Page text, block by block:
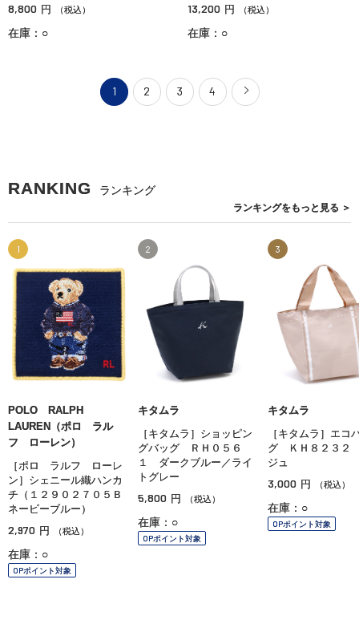
8,800 円 （税込）
在庫：○
13,200 円 （税込）
在庫：○
1 2 3 4
RANKING ランキング
ランキングをもっと見る ＞
1
POLO RALPH
LAUREN（ポロ ラル
フ ローレン）
［ポロ ラルフ ローレ
ン］シェニール織ハンカ
チ（１２９０２７０５Ｂ
ネービーブルー）
2,970 円 （税込）
在庫：○
OPポイント対象
2
キタムラ
［キタムラ］ショッピン
グバッグ ＲＨ０５６
１ ダークブルー／ライ
トグレー
5,800 円 （税込）
在庫：○
OPポイント対象
3
キタムラ
［キタムラ］エコ
グ ＫＨ８２３２
ジュ
3,000 円 （税込）
在庫：○
OPポイント対象